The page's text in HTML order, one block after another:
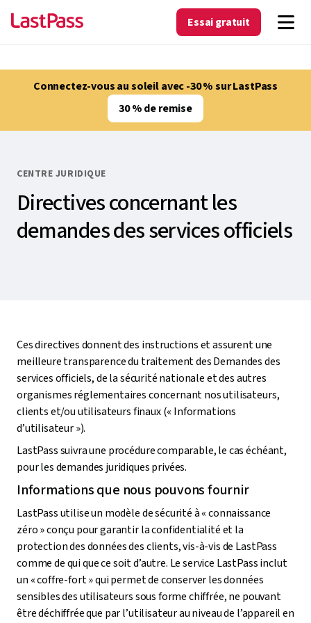
Essai gratuit
Connectez-vous au soleil avec -30 % sur LastPass
30 % de remise
CENTRE JURIDIQUE
Directives concernant les
demandes des services officiels
Ces directives donnent des instructions et assurent une
meilleure transparence du traitement des Demandes des
services officiels, de la sécurité nationale et des autres
organismes réglementaires concernant nos utilisateurs,
clients et/ou utilisateurs finaux (« Informations
d’utilisateur »).
LastPass suivra une procédure comparable, le cas échéant,
pour les demandes juridiques privées.
Informations que nous pouvons fournir
LastPass utilise un modèle de sécurité à « connaissance
zéro » conçu pour garantir la confidentialité et la
protection des données des clients, vis-à-vis de LastPass
comme de qui que ce soit d’autre. Le service LastPass inclut
un « coffre-fort » qui permet de conserver les données
sensibles des utilisateurs sous forme chiffrée, ne pouvant
être déchiffrée que par l’utilisateur au niveau de l’appareil en